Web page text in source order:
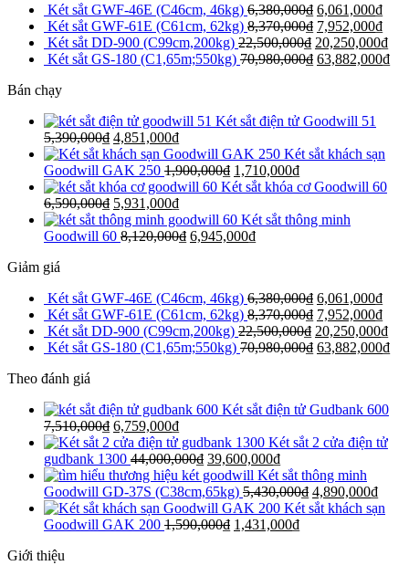
Két sắt GWF-46E (C46cm, 46kg) 6,380,000₫ 6,061,000₫
Két sắt GWF-61E (C61cm, 62kg) 8,370,000₫ 7,952,000₫
Két sắt DD-900 (C99cm,200kg) 22,500,000₫ 20,250,000₫
Két sắt GS-180 (C1,65m;550kg) 70,980,000₫ 63,882,000₫
Bán chạy
Két sắt điện tử Goodwill 51
5,390,000₫ 4,851,000₫
Két sắt khách sạn
Goodwill GAK 250 1,900,000₫ 1,710,000₫
Két sắt khóa cơ Goodwill 60
6,590,000₫ 5,931,000₫
Két sắt thông minh
Goodwill 60 8,120,000₫ 6,945,000₫
Giảm giá
Két sắt GWF-46E (C46cm, 46kg) 6,380,000₫ 6,061,000₫
Két sắt GWF-61E (C61cm, 62kg) 8,370,000₫ 7,952,000₫
Két sắt DD-900 (C99cm,200kg) 22,500,000₫ 20,250,000₫
Két sắt GS-180 (C1,65m;550kg) 70,980,000₫ 63,882,000₫
Theo đánh giá
Két sắt điện tử Gudbank 600
7,510,000₫ 6,759,000₫
Két sắt 2 cửa điện tử
gudbank 1300 44,000,000₫ 39,600,000₫
Két sắt thông minh
Goodwill GD-37S (C38cm,65kg) 5,430,000₫ 4,890,000₫
Két sắt khách sạn
Goodwill GAK 200 1,590,000₫ 1,431,000₫
Giới thiệu